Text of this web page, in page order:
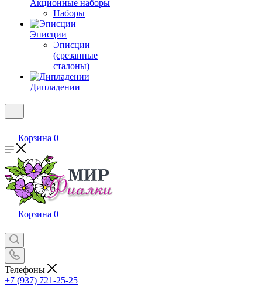
Акционные наборы
Наборы
Эписции
Эписции
(срезанные
сталоны)
Дипладении
Корзина 0
Корзина 0
Телефоны
+7 (937) 721-25-25